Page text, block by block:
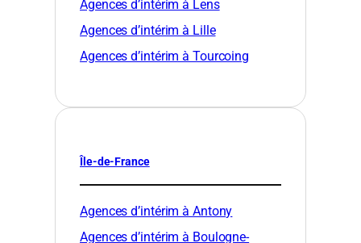
Agences d’intérim à Lens
Agences d’intérim à Lille
Agences d’intérim à Tourcoing
Île-de-France
Agences d’intérim à Antony
Agences d’intérim à Boulogne-